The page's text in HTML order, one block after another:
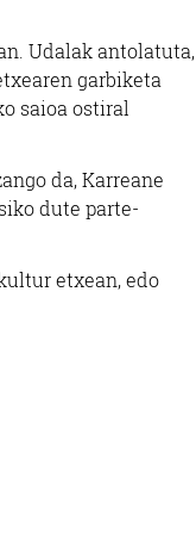
Udalak antolatuta,
garbiketa
saioa ostiral
da, Karreane
dute parte-
etxean, edo